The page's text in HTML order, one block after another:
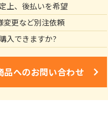
上、後払いを希望
変更など別注依頼
入できますか?
品へのお問い合わせ